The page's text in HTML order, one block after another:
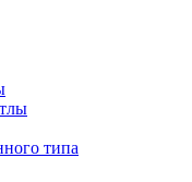
типа